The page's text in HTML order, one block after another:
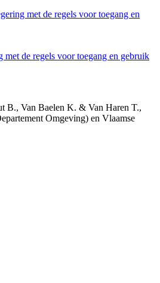
met de regels voor toegang en
de regels voor toegang en gebruik
B., Van Baelen K. & Van Haren T.,
Omgeving) en Vlaamse